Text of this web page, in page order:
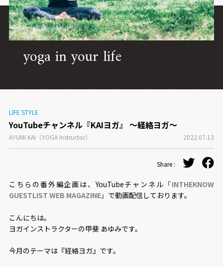
WRITER
CONCEPT
yoga in your life
LIFE STYLE
YouTubeチャンネル『KAIヨガ』 ～経絡ヨガ～
AYUMI KAI（YOGA Instructor） 2022.07.13
Share :
こちらの番外編企画は、YouTubeチャンネル 「INTHEKNOW
GUESTLIST WEB MAGAZINE」 で動画配信しております。
こんにちは。
ヨガインストラクターの甲斐 あゆみです。
今月のテーマは『経絡ヨガ』です。